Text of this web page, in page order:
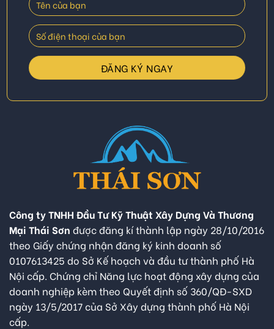
Công ty TNHH Đầu Tư Kỹ Thuật Xây Dựng Và Thương
Mại Thái Sơn được đăng kí thành lập ngày 28/10/2016
theo Giấy chứng nhận đăng ký kinh doanh số
0107613425 do Sở Kế hoạch và đầu tư thành phố Hà
Nội cấp. Chứng chỉ Năng lực hoạt động xây dựng của
doanh nghiệp kèm theo Quyết định số 360/QĐ-SXD
ngày 13/5/2017 của Sở Xây dựng thành phố Hà Nội
cấp.